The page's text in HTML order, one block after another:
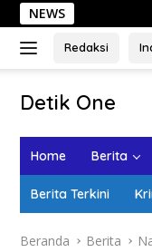
NEWS
Redaksi
Detik One
Ungkap
Home Berita
Berita Terkini
Beranda Berita